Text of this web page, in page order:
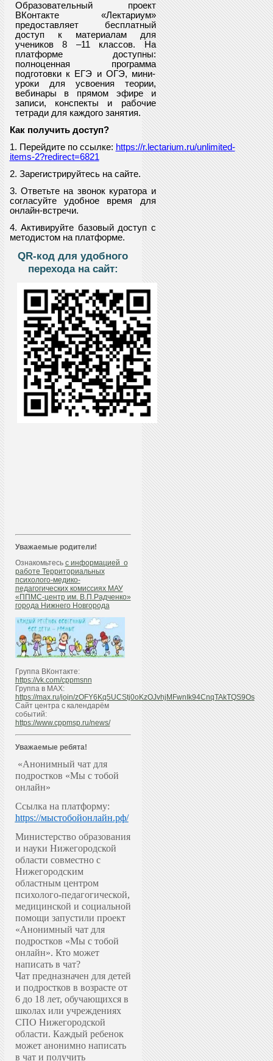
Образовательный проект
ВКонтакте «Лектариум»
предоставляетбесплатный
доступ к материалам для
учеников 8 –11 классов. На
платформе доступны:
полноценная программа
подготовки к ЕГЭ и ОГЭ, мини-
уроки для усвоения теории,
вебинары в прямом эфире и
записи, конспекты и рабочие
тетради для каждого занятия.
Как получить доступ?
1. Перейдите по ссылке: https://r.lectarium.ru/unlimited-
items-2?redirect=6821
2. Зарегистрируйтесь на сайте.
3. Ответьте на звонок куратора и
согласуйте удобное время для
онлайн-встречи.
4. Активируйте базовый доступ с
методистом на платформе.
QR-код для удобного
перехода на сайт:
Уважаемые родители!
Ознакомьтесь с информацией о
работе Территориальных
психолого-медико-
педагогических комиссиях МАУ
«ППМС-центр им. В.П.Радченко»
города Нижнего Новгорода
Группа ВКонтакте:
https://vk.com/cppmsnn
Группа в МАХ:
https://max.ru/join/zOFY6Kq5UCStj0oKzOJvhjMFwnIk94CnqTAkTQS9Os
Сайт центра с календарём
событий:
https://www.cppmsp.ru/news/
Уважаемые ребята!
«Анонимный чат для
подростков «Мы с тобой
онлайн»
Ссылка на платформу:
https://мыстобойонлайн.рф/
Министерство образования
и науки Нижегородской
области совместно с
Нижегородским
областным центром
психолого-педагогической,
медицинской и социальной
помощи запустили проект
«Анонимный чат для
подростков «Мы с тобой
онлайн». Кто может
написать в чат?
Чат предназначен для детей
и подростков в возрасте от
6 до 18 лет, обучающихся в
школах или учреждениях
СПО Нижегородской
области. Каждый ребенок
может анонимно написать
в чат и получить